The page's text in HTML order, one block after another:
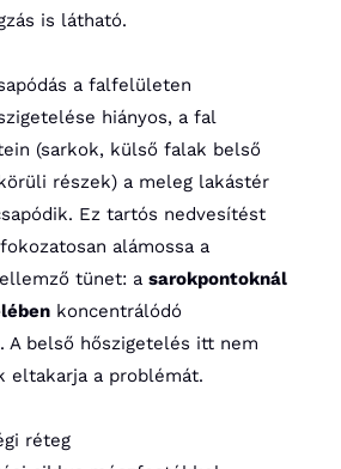
is látható.
a falfelületen
hiányos, a fal
(sarkok, külső falak belső
részek) a meleg lakástér
Ez tartós nedvesítést
alámossa a
tünet: a sarokpontoknál
koncentrálódó
A belső hőszigetelés itt nem
eltakarja a problémát.
réteg